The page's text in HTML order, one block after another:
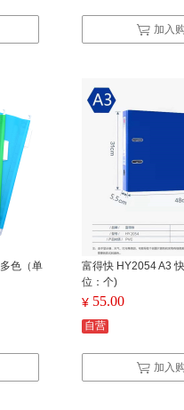
加入
色（单
富得快 HY2054 A3
位：个)
¥ 55.00
自营
加入